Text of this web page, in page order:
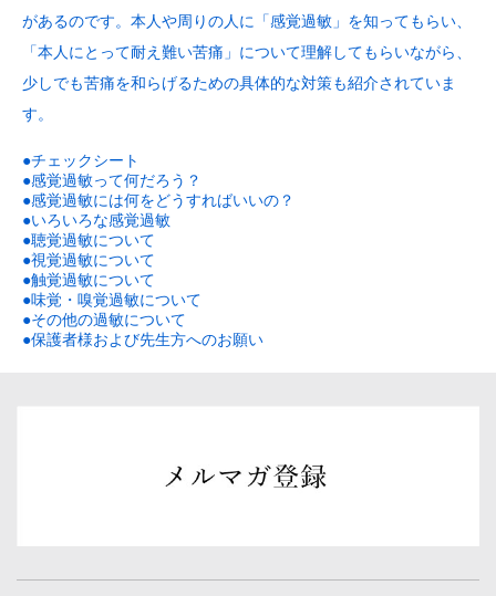
があるのです。本人や周りの人に「感覚過敏」を知ってもらい、
「本人にとって耐え難い苦痛」について理解してもらいながら、
少しでも苦痛を和らげるための具体的な対策も紹介されていま
す。
●チェックシート
●感覚過敏って何だろう？
●感覚過敏には何をどうすればいいの？
●いろいろな感覚過敏
●聴覚過敏について
●視覚過敏について
●触覚過敏について
●味覚・嗅覚過敏について
●その他の過敏について
●保護者様および先生方へのお願い